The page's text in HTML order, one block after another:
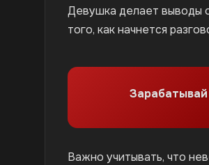
Девушка делает выводы
того, как начнется
Важно учитывать, что